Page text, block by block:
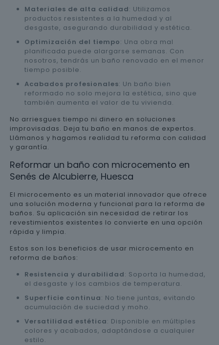
Materiales de alta calidad: Utilizamos
productos resistentes a la humedad y al
desgaste, asegurando durabilidad y estética.
Optimización del tiempo: Una obra mal
planificada puede alargarse semanas. Con
nosotros, tendrás un baño renovado en el menor
tiempo posible.
Acabados profesionales: Un baño bien
reformado no solo mejora la estética, sino que
también aumenta el valor de tu vivienda.
No arriesgues tiempo ni dinero en soluciones
improvisadas. Deja tu baño en manos de expertos.
Llámanos y hagamos realidad tu reforma con calidad
y garantía.
Reformar un baño con microcemento en
Senés de Alcubierre, Huesca
El microcemento es un material innovador que ofrece
una solución moderna y funcional para la reforma de
baños. Su aplicación sin necesidad de retirar los
revestimientos existentes lo convierte en una opción
rápida y limpia.
Estos son los beneficios de usar microcemento en
reforma de baños:
Resistencia y durabilidad: Soporta la humedad,
el desgaste y los cambios de temperatura.
Superficie continua: No tiene juntas, evitando
acumulación de suciedad y moho.
Versatilidad estética: Disponible en múltiples
colores y acabados, adaptándose a cualquier
estilo.